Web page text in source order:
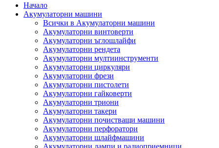
Начало
Акумулаторни машини
Всички в Акумулаторни машини
Акумулаторни винтоверти
Акумулаторни ъглошлайфи
Акумулаторни рендета
Акумулаторни мултиинструменти
Акумулаторни циркуляри
Акумулаторни фрези
Акумулаторни пистолети
Акумулаторни гайковерти
Акумулаторни триони
Акумулаторни такери
Акумулаторни почистващи машини
Акумулаторни перфоратори
Акумулаторни шлайфмашини
Акумулаторни лампи и радиоприемници